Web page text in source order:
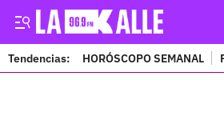
Tendencias: HORÓSCOPO SEMANAL